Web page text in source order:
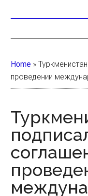
Home »
проведении